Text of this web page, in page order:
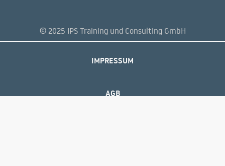
© 2025 IPS Training und Consulting GmbH
IMPRESSUM
AGB